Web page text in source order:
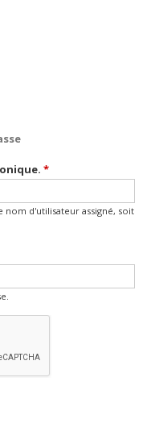
*
d'utilisateur assigné, soit